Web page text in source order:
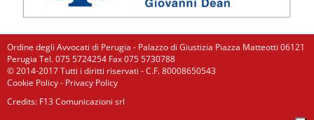
Ordine degli Avvocati di Perugia - Palazzo di Giustizia Piazza Matteotti 06121
Perugia Tel. 075 5724254 Fax 075 5730788
© 2014-2017 Tutti i diritti riservati - C.F. 80008650543
Cookie Policy- Privacy Policy
Credits: F13 Comunicazioni srl